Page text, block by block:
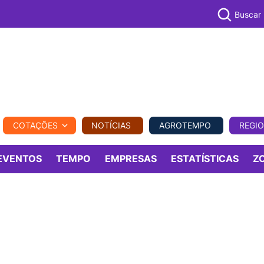
REGIONAL COMERCIAL AGROVIAGENS
Buscar
COTAÇÕES NOTÍCIAS AGROTEMPO
TEMPO EMPRESAS ESTATÍSTICAS